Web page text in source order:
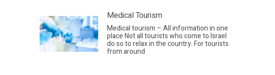
Medical Tourism
Medical tourism – All information in one
place Not all tourists who come to Israel
do so to relax in the country. For tourists
from around